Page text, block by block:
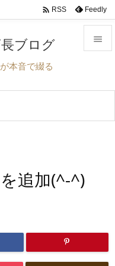


 RSS Feedly
ブログ
本音で綴る
追加(^-^)